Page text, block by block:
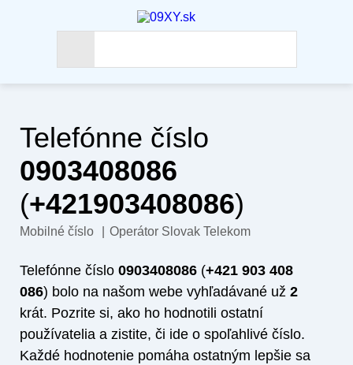
Telefónne číslo
0903408086
(+421903408086)
Mobilné číslo Operátor Slovak Telekom
Telefónne číslo 0903408086(+421 903 408
086) bolo na našom webe vyhľadávané už 2
krát. Pozrite si, ako ho hodnotili ostatní
používatelia a zistite, či ide o spoľahlivé číslo.
Každé hodnotenie pomáha ostatným lepšie sa